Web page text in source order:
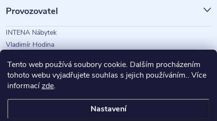
Tento web používá soubory cookie. Dalším procházením
tohoto webu vyjadřujete souhlas s jejich používáním.. Více
informacízde.
Nastavení
Provozovatel
INTENA Nábytek
Vladimír Hodina